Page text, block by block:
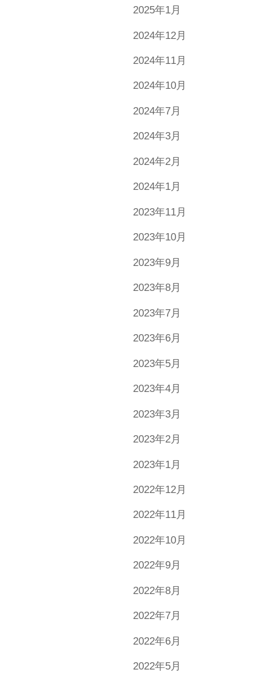
2025年1月
2024年12月
2024年11月
2024年10月
2024年7月
2024年3月
2024年2月
2024年1月
2023年11月
2023年10月
2023年9月
2023年8月
2023年7月
2023年6月
2023年5月
2023年4月
2023年3月
2023年2月
2023年1月
2022年12月
2022年11月
2022年10月
2022年9月
2022年8月
2022年7月
2022年6月
2022年5月